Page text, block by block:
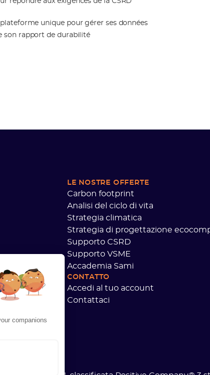
plateforme unique pour gérer ses données
son rapport de durabilité
LE NOSTRE OFFERTE
Carbon footprint
Analisi del ciclo di vita
Strategia climatica
Strategia di progettazione
Supporto CSRD
Supporto VSME
Accademia Sami
CONTATTO
Accedi al tuo account
Contattaci
companions